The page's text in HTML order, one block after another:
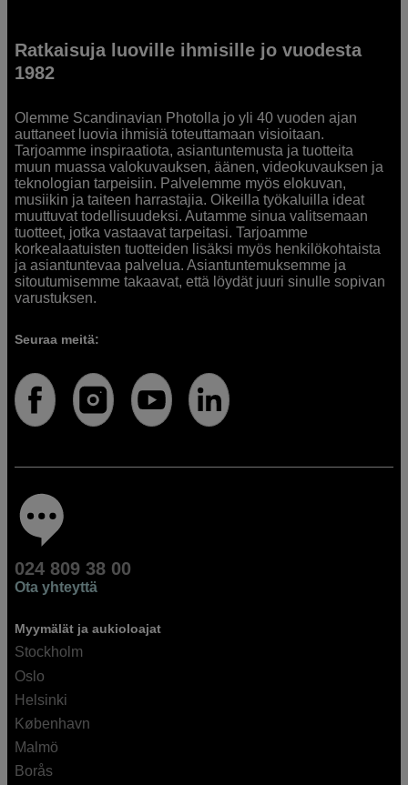
Ratkaisuja luoville ihmisille jo vuodesta
1982
Olemme Scandinavian Photolla jo yli 40 vuoden ajan
auttaneet luovia ihmisiä toteuttamaan visioitaan.
Tarjoamme inspiraatiota, asiantuntemusta ja tuotteita
muun muassa valokuvauksen, äänen, videokuvauksen ja
teknologian tarpeisiin. Palvelemme myös elokuvan,
musiikin ja taiteen harrastajia. Oikeilla työkaluilla ideat
muuttuvat todellisuudeksi. Autamme sinua valitsemaan
tuotteet, jotka vastaavat tarpeitasi. Tarjoamme
korkealaatuisten tuotteiden lisäksi myös henkilökohtaista
ja asiantuntevaa palvelua. Asiantuntemuksemme ja
sitoutumisemme takaavat, että löydät juuri sinulle sopivan
varustuksen.
Seuraa meitä:
024 809 38 00
Ota yhteyttä
Myymälät ja aukioloajat
Stockholm
Oslo
Helsinki
København
Malmö
Borås